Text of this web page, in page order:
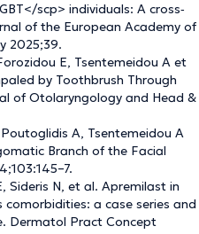
scp> individuals: A cross‐
of the European Academy of
2025;39.
E, Tsentemeidou A et
by Toothbrush Through
of Otolaryngology and Head &
A, Tsentemeidou A
Branch of the Facial
Sideris N, et al. Apremilast in
a case series and
Dermatol Pract Concept